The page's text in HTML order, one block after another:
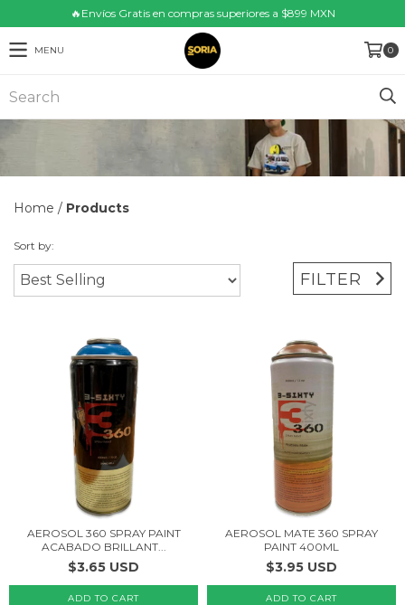
🔥Envíos Gratis en compras superiores a $899 MXN
MENU 0
Home / Products
Sort by:
FILTER
AEROSOL 360 SPRAY PAINT
ACABADO BRILLANT...
$3.65 USD
ADD TO CART
AEROSOL MATE 360 SPRAY
PAINT 400ML
$3.95 USD
ADD TO CART